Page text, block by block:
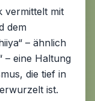
vermittelt mit
dem
– ähnlich
– eine Haltung
die tief in
ist.